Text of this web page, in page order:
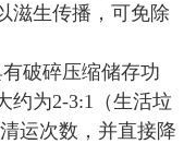
滋生传播，可免除
破碎压缩储存功
约为2-3:1（生活垃
运次数，并直接降